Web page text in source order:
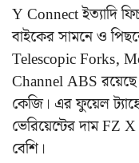
Y Connect ইত্যাদি
বাইকের সামনে ও
Telescopic Forks,
Channel ABS
কেজি। এর ফুয়েল
ভেরিয়েন্টের দাম FZ
বেশি।